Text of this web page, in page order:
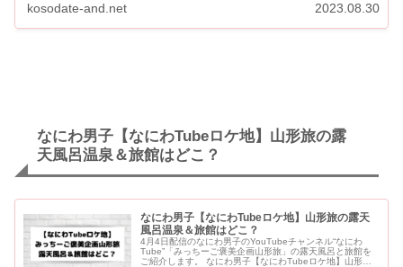
kosodate-and.net 2023.08.30
なにわ男子【なにわTubeロケ地】山形旅の露
天風呂温泉＆旅館はどこ？
なにわ男子【なにわTubeロケ地】山形旅の露天
風呂温泉＆旅館はどこ？
4月4日配信のなにわ男子のYouTubeチャンネル“なにわ
Tube”「みっちーご褒美企画山形旅」の露天風呂と旅館を
ご紹介します。 なにわ男子【なにわTubeロケ地】山形旅